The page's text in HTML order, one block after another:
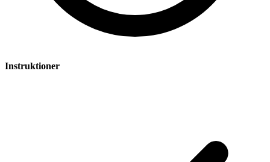
Instruktioner